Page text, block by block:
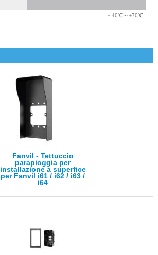
－40℃～+70℃
Fanvil - Tettuccio
parapioggia per
installazione a superfice
per Fanvil i61 / i62 / i63 /
i64